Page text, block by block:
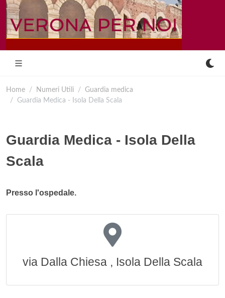
Home Numeri Utili
Guardia medica
Guardia Medica - Isola Della Scala
Guardia Medica - Isola Della
Scala
Presso l'ospedale.
via Dalla Chiesa , Isola Della Scala